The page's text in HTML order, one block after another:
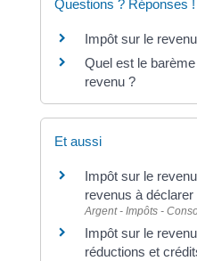
Questions ? Réponses !
Impôt sur le
Quel est le
revenu ?
Et aussi
Impôt sur le
revenus à déclarer
Argent - Impôts -
Impôt sur le
réductions et